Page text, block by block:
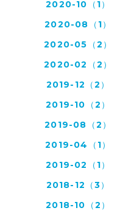
2020-10（1）
2020-08（1）
2020-05（2）
2020-02（2）
2019-12（2）
2019-10（2）
2019-08（2）
2019-04（1）
2019-02（1）
2018-12（3）
2018-10（2）